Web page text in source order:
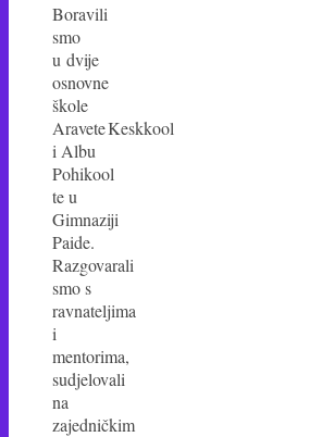
Boravili
smo
u dvije
osnovne
škole
Aravete Keskkool
i Albu
Pohikool
te u
Gimnaziji
Paide.
Razgovarali
smo s
ravnateljima
i
mentorima,
sudjelovali
na
zajedničkim